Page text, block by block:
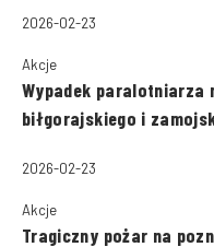
2026-02-23
Akcje
Wypadek paralotniarza
biłgorajskiego i
2026-02-23
Akcje
Tragiczny pożar na